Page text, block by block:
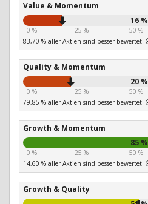
Value & Momentum
16 %
0 % 25 % 50 %
83,70 % aller Aktien sind besser bewertet.
Quality & Momentum
20 %
0 % 25 % 50 %
79,85 % aller Aktien sind besser bewertet.
Growth & Momentum
85 %
0 % 25 % 50 %
14,60 % aller Aktien sind besser bewertet.
Growth & Quality